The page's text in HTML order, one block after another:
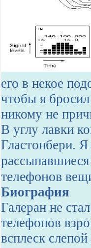
его в некое
чтобы я
никому не
В углу лавки
Гластонбери.
телефонов
Биография
Галеран не
телефонов
всплеск